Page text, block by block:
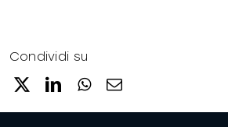
Condividi su
FacebookLinkedInWhatsApp
Email